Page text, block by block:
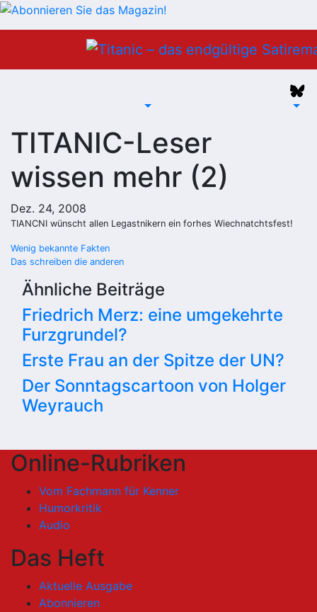
TITANIC-Leser
wissen mehr (2)
Dez. 24, 2008
TIANCNI wünscht allen Legastnikern ein forhes Wiechnatchtsfest!
Beitragsnavigation
Wenig bekannte Fakten
Das schreiben die anderen
Ähnliche Beiträge
Friedrich Merz: eine umgekehrte
Furzgrundel?
Erste Frau an der Spitze der UN?
Der Sonntagscartoon von Holger
Weyrauch
Online-Rubriken
Vom Fachmann für Kenner
Humorkritik
Audio
Das Heft
Aktuelle Ausgabe
Abonnieren